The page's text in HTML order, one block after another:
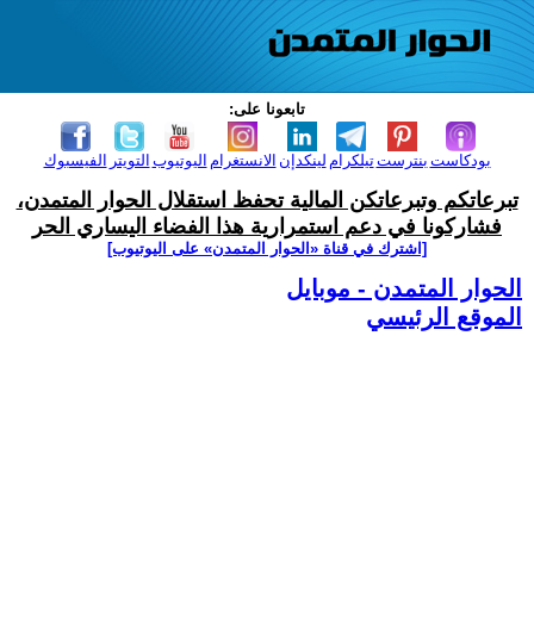
تابعونا على:
الفيسبوك التويتر اليوتيوب الانستغرام لينكدإن تيلكرامبنترست بودكاست
تبرعاتكم وتبرعاتكن المالية تحفظ استقلال الحوار المتمدن،
فشاركونا في دعم استمرارية هذا الفضاء اليساري الحر
[اشترك في قناة ‫«الحوار المتمدن» على اليوتيوب]
الحوار المتمدن - موبايل
الموقع الرئيسي